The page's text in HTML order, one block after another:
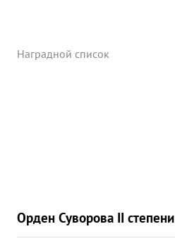
Наградной список
Орден Суворова II степени